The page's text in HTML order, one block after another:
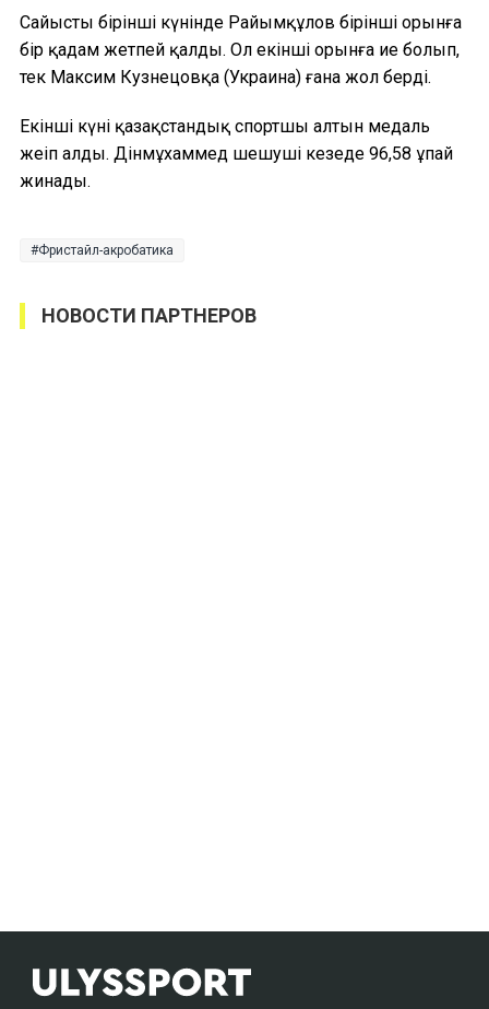
Сайыстың бірінші күнінде Райымқұлов бірінші орынға
бір қадам жетпей қалды. Ол екінші орынға ие болып,
тек Максим Кузнецовқа (Украина) ғана жол берді.
Екінші күні қазақстандық спортшы алтын медаль
жеңіп алды. Дінмұхаммед шешуші кезеңде 96,58 ұпай
жинады.
Фристайл-акробатика
НОВОСТИ ПАРТНЕРОВ